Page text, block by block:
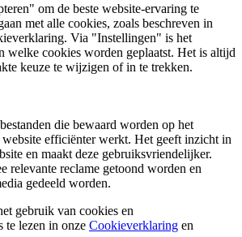
om de beste website-ervaring te
met alle cookies, zoals beschreven in
Via "Instellingen" is het
welke cookies worden geplaatst. Het is altijd
keuze te wijzigen of in te trekken.
die bewaard worden op het
website efficiënter werkt. Het geeft inzicht in
en maakt deze gebruiksvriendelijker.
relevante reclame getoond worden en
gedeeld worden.
gebruik van cookies en
te lezen in onze Cookieverklaring en